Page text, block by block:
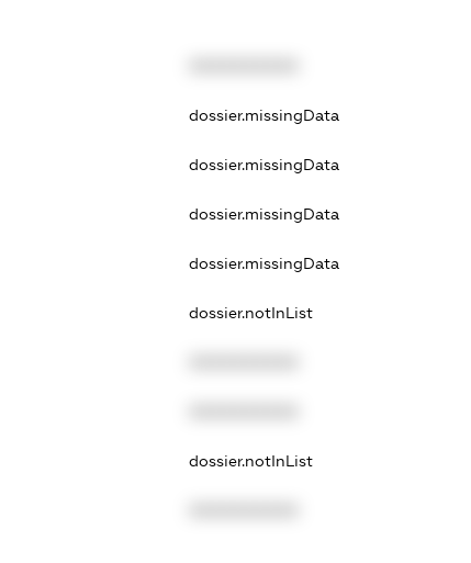
dossier.missingData
dossier.missingData
dossier.missingData
dossier.missingData
dossier.notInList
dossier.notInList